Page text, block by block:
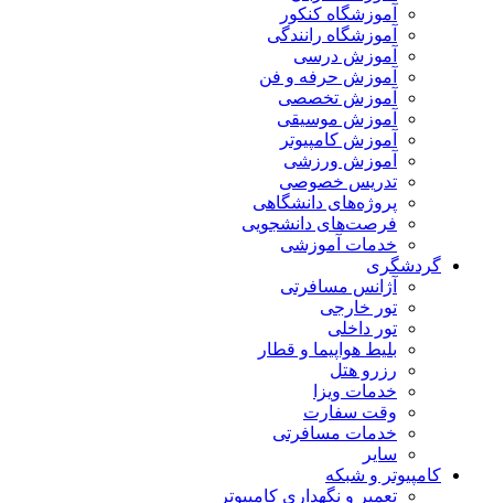
آموزشگاه کنکور
آموزشگاه رانندگی
آموزش درسی
آموزش حرفه و فن
آموزش تخصصی
آموزش موسیقی
آموزش کامپیوتر
آموزش ورزشی
تدریس خصوصی
پروژه‌های دانشگاهی
فرصت‌های دانشجویی
خدمات آموزشی
گردشگری
آژانس مسافرتی
تور خارجی
تور داخلی
بلیط هواپیما و قطار
رزرو هتل
خدمات ویزا
وقت سفارت
خدمات مسافرتی
سایر
کامپیوتر و شبکه
تعمیر و نگهداری کامپیوتر